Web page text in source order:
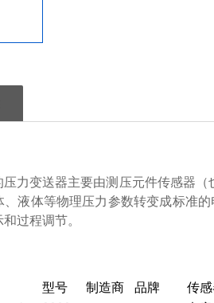
力变送器主要由测压元件传感器（也
、液体等物理压力参数转变成标准
和过程调节。
型号 制造商 品牌
传